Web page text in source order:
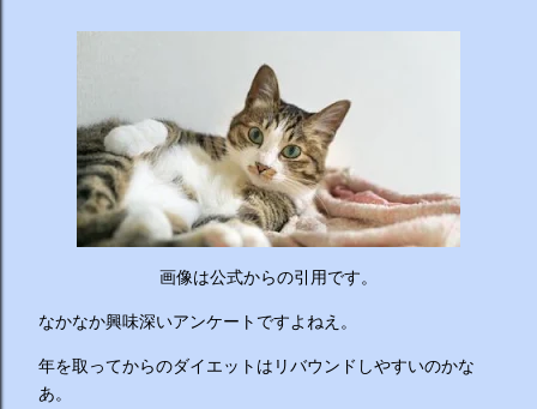
０：２８は「私の幸福時間」を放送いたします ☆番組ＨＰ
https://www.tv-asahi.co.jp/imadesho/ この番組は、テレ
ビ朝日が選んだ『青少年に見てもらいたい番組』です。 体重
に関する10の疑問について、身体の仕組みや心理的なアプロ
ーチから分かりやすくお答えします！ 🥦 1. 人はなぜ太るの
か？ 根本的な理由は非常にシンプルで、「摂取カロリー（食
べる量）が消費カロリー（動く量）を上回っているから」で
す。 消費しきれずに余ったエネルギーは、万が一の飢餓に備
でも高カロリーな食べ物が手に入るため、意識しないと簡単
にエネルギー過多になってしまいます。 🥗 2. 野菜を先に食
べるのは効果があるの？ 非常に効果があります。 （ベジタ
画像は公式からの引用です。
なかなか興味深いアンケートですよねえ。
年を取ってからのダイエットはリバウンドしやすいのかな
あ。